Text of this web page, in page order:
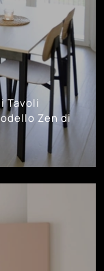
Tavoli
Zen di